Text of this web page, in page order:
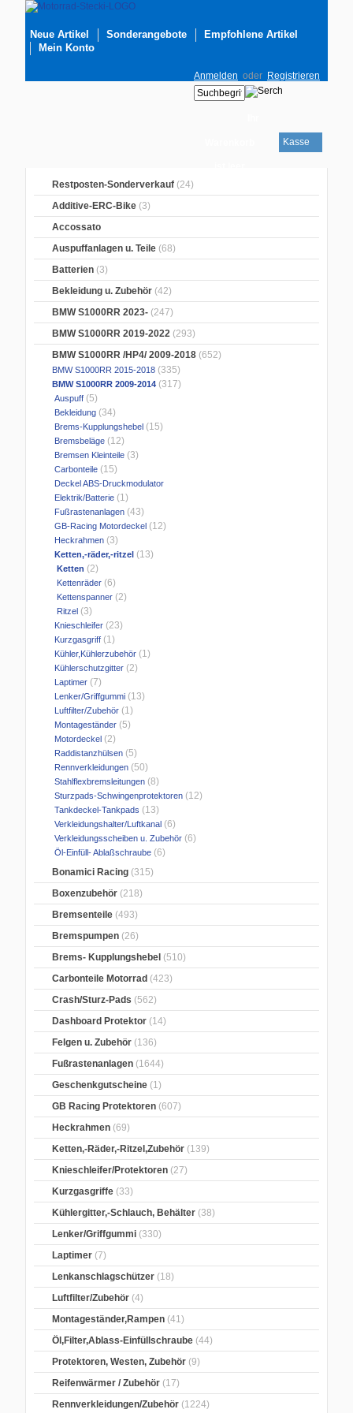
Neue Artikel Sonderangebote
Empfohlene Artikel
Mein Konto
Anmelden oder Registrieren
Kasse
Restposten-Sonderverkauf (24)
Additive-ERC-Bike (3)
Accossato
Auspuffanlagen u. Teile (68)
Batterien (3)
Bekleidung u. Zubehör (42)
BMW S1000RR 2023- (247)
BMW S1000RR 2019-2022 (293)
BMW S1000RR /HP4/ 2009-2018 (652)
BMW S1000RR 2015-2018 (335)
BMW S1000RR 2009-2014 (317)
Auspuff (5)
Bekleidung (34)
Brems-Kupplungshebel (15)
Bremsbeläge (12)
Bremsen Kleinteile (3)
Carbonteile (15)
Deckel ABS-Druckmodulator
Elektrik/Batterie (1)
Fußrastenanlagen (43)
GB-Racing Motordeckel (12)
Heckrahmen (3)
Ketten,-räder,-ritzel (13)
Ketten (2)
Kettenräder (6)
Kettenspanner (2)
Ritzel (3)
Knieschleifer (23)
Kurzgasgriff (1)
Kühler,Kühlerzubehör (1)
Kühlerschutzgitter (2)
Laptimer (7)
Lenker/Griffgummi (13)
Luftfilter/Zubehör (1)
Montageständer (5)
Motordeckel (2)
Raddistanzhülsen (5)
Rennverkleidungen (50)
Stahlflexbremsleitungen (8)
Sturzpads-Schwingenprotektoren (12)
Tankdeckel-Tankpads (13)
Verkleidungshalter/Luftkanal (6)
Verkleidungsscheiben u. Zubehör (6)
Öl-Einfüll- Ablaßschraube (6)
Bonamici Racing (315)
Boxenzubehör (218)
Bremsenteile (493)
Bremspumpen (26)
Brems- Kupplungshebel (510)
Carbonteile Motorrad (423)
Crash/Sturz-Pads (562)
Dashboard Protektor (14)
Felgen u. Zubehör (136)
Fußrastenanlagen (1644)
Geschenkgutscheine (1)
GB Racing Protektoren (607)
Heckrahmen (69)
Ketten,-Räder,-Ritzel,Zubehör (139)
Knieschleifer/Protektoren (27)
Kurzgasgriffe (33)
Kühlergitter,-Schlauch, Behälter (38)
Lenker/Griffgummi (330)
Laptimer (7)
Lenkanschlagschützer (18)
Luftfilter/Zubehör (4)
Montageständer,Rampen (41)
Öl,Filter,Ablass-Einfüllschraube (44)
Protektoren, Westen, Zubehör (9)
Reifenwärmer / Zubehör (17)
Rennverkleidungen/Zubehör (1224)